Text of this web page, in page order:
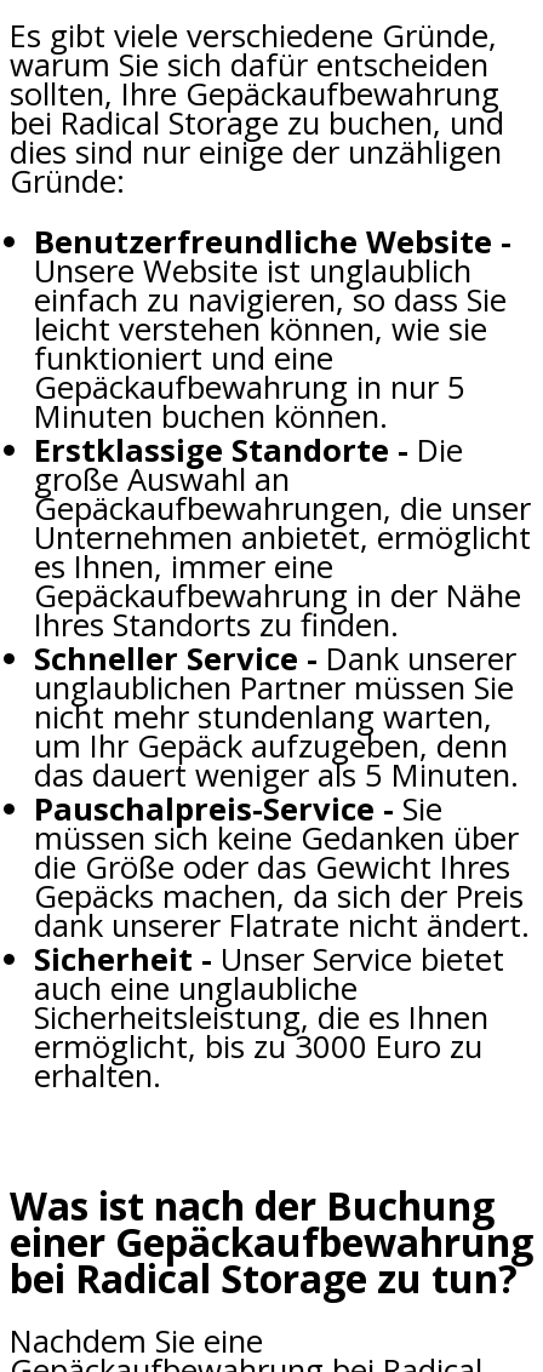
Es gibt viele verschiedene Gründe,
warum Sie sich dafür entscheiden
sollten, Ihre Gepäckaufbewahrung
bei Radical Storage zu buchen, und
dies sind nur einige der unzähligen
Gründe:
Benutzerfreundliche Website -
Unsere Website ist unglaublich
einfach zu navigieren, so dass Sie
leicht verstehen können, wie sie
funktioniert und eine
Gepäckaufbewahrung in nur 5
Minuten buchen können.
Erstklassige Standorte - Die
große Auswahl an
Gepäckaufbewahrungen, die unser
Unternehmen anbietet, ermöglicht
es Ihnen, immer eine
Gepäckaufbewahrung in der Nähe
Ihres Standorts zu finden.
Schneller Service - Dank unserer
unglaublichen Partner müssen Sie
nicht mehr stundenlang warten,
um Ihr Gepäck aufzugeben, denn
das dauert weniger als 5 Minuten.
Pauschalpreis-Service - Sie
müssen sich keine Gedanken über
die Größe oder das Gewicht Ihres
Gepäcks machen, da sich der Preis
dank unserer Flatrate nicht ändert.
Sicherheit - Unser Service bietet
auch eine unglaubliche
Sicherheitsleistung, die es Ihnen
ermöglicht, bis zu 3000 Euro zu
erhalten.
Was ist nach der Buchung
einer Gepäckaufbewahrung
bei Radical Storage zu tun?
Nachdem Sie eine